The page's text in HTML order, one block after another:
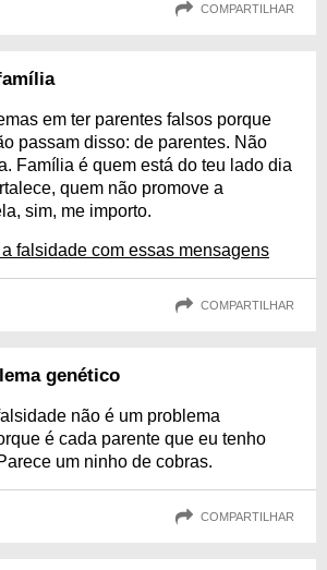
COMPARTILHAR
em ter parentes falsos porque
passam disso: de parentes. Não
Família é quem está do teu lado dia
quem não promove a
sim, me importo.
falsidade com essas mensagens
COMPARTILHAR
genético
não é um problema
é cada parente que eu tenho
um ninho de cobras.
COMPARTILHAR